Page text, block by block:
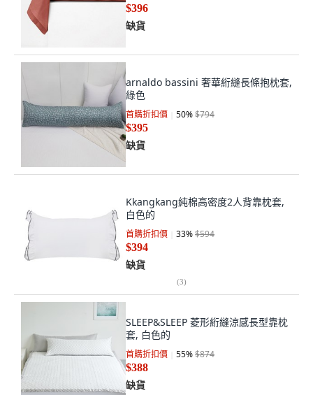
$396
缺貨
arnaldo bassini 奢華絎縫長條抱枕套,
綠色
首購折扣價 50%$794
$395
缺貨
Kkangkang純棉高密度2人背靠枕套,
白色的
首購折扣價 33%$594
$394
缺貨
(3)
SLEEP&SLEEP 菱形絎縫涼感長型靠枕
套, 白色的
首購折扣價 55%$874
$388
缺貨